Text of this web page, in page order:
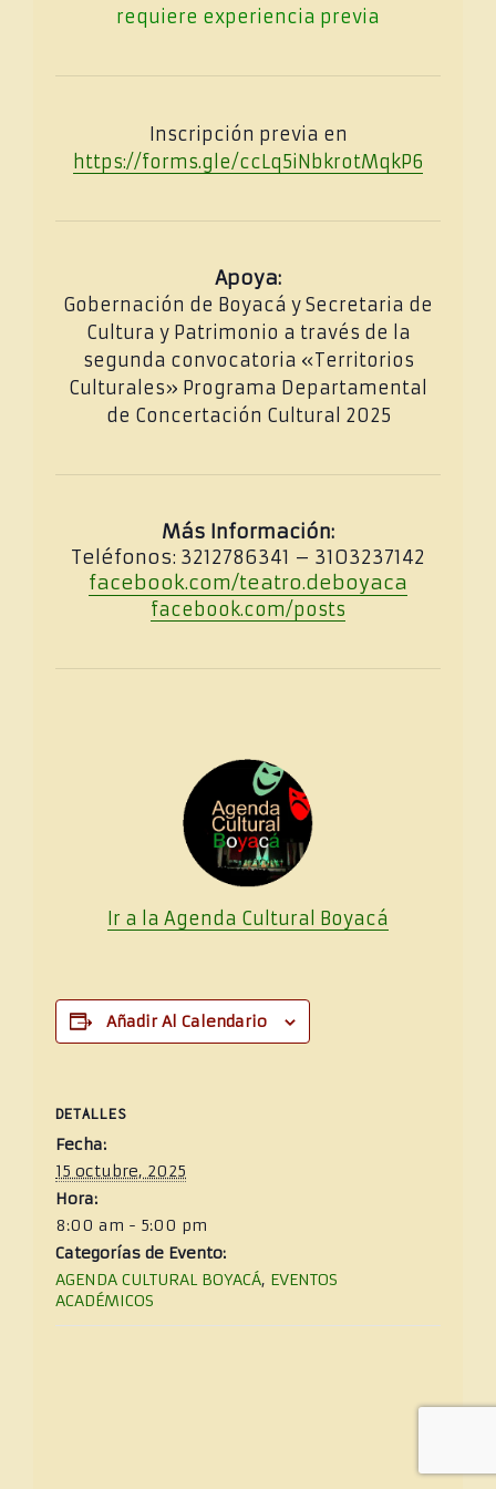
requiere experiencia previa
Inscripción previa en
https://forms.gle/ccLq5iNbkrotMqkP6
Apoya:
Gobernación de Boyacá y Secretaria de
Cultura y Patrimonio a través de la
segunda convocatoria «Territorios
Culturales» Programa Departamental
de Concertación Cultural 2025
Más Información:
Teléfonos: 3212786341 – 3103237142
facebook.com/teatro.deboyaca
facebook.com/posts
Ir a la Agenda Cultural Boyacá
Añadir Al Calendario
DETALLES
Fecha:
15 octubre, 2025
Hora:
8:00 am - 5:00 pm
Categorías de Evento:
AGENDA CULTURAL BOYACÁ, EVENTOS
ACADÉMICOS